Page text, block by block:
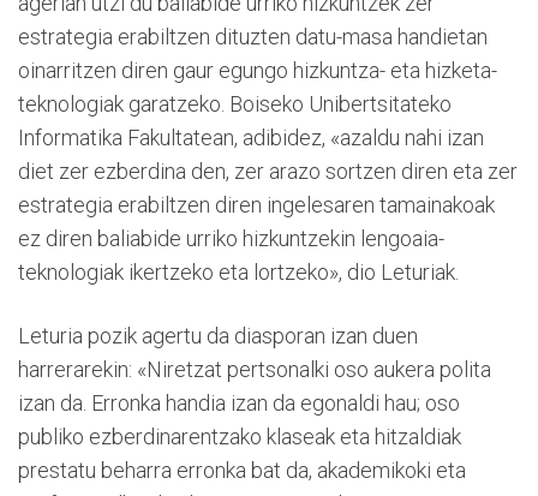
estrategia erabiltzen dituzten datu-masa handietan
oinarritzen diren gaur egungo hizkuntza- eta hizketa-
teknologiak garatzeko. Boiseko Unibertsitateko
Informatika Fakultatean, adibidez, «azaldu nahi izan
diet zer ezberdina den, zer arazo sortzen diren eta zer
estrategia erabiltzen diren ingelesaren tamainakoak
ez diren baliabide urriko hizkuntzekin lengoaia-
teknologiak ikertzeko eta lortzeko», dio Leturiak.
Leturia pozik agertu da diasporan izan duen
harrerarekin: «Niretzat pertsonalki oso aukera polita
izan da. Erronka handia izan da egonaldi hau; oso
publiko ezberdinarentzako klaseak eta hitzaldiak
prestatu beharra erronka bat da, akademikoki eta